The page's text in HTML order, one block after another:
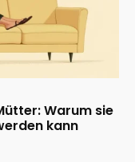
Warum sie
kann